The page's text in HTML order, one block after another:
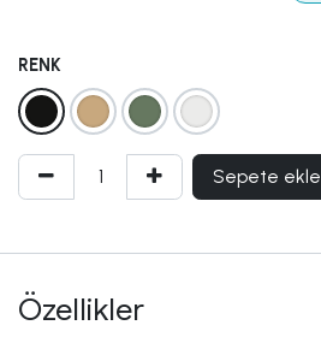
RENK
Sepete ekle
Özellikler